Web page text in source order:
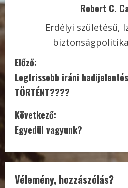
Robert C.
Erdélyi születésű,
C
o
n
t
i
n
Előző:
Legfrissebb iráni hadijelentés
TÖRTÉNT????
Következő:
Egyedül vagyunk?
Vélemény, hozzászólás?